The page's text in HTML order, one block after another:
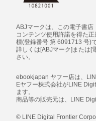
ABJマークは、この電子書店
コンテンツ使用許諾を得た
標(登録番号 第 6091713 号)で
詳しくは[ABJマーク]または[
さい。
ebookjapan ヤフー店は、
Eヤフー株式会社がLINE
ます。
商品等の販売元は、LINE
© LINE Digital Frontier